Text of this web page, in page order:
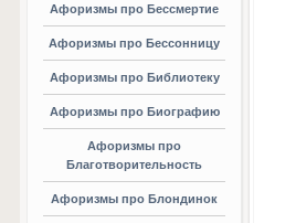
Афоризмы про Бессмертие
Афоризмы про Бессонницу
Афоризмы про Библиотеку
Афоризмы про Биографию
Афоризмы про
Благотворительность
Афоризмы про Блондинок